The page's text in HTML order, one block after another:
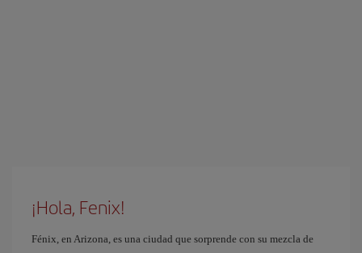
¡Hola, Fenix!
Fénix, en Arizona, es una ciudad que sorprende con su mezcla de